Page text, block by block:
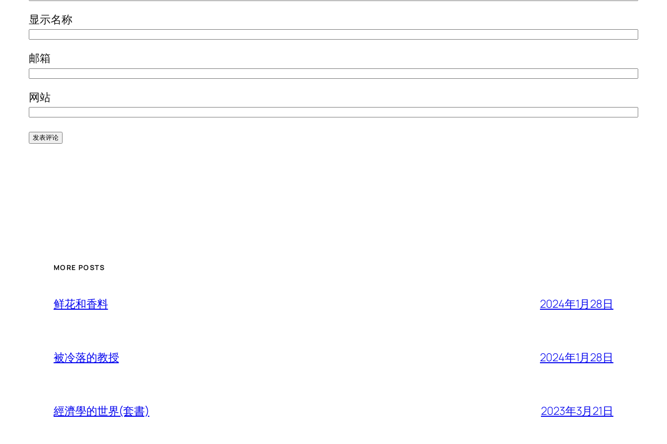
显示名称
邮箱
网站
MORE POSTS
鲜花和香料 2024年1月28日
被冷落的教授 2024年1月28日
經濟學的世界(套書) 2023年3月21日